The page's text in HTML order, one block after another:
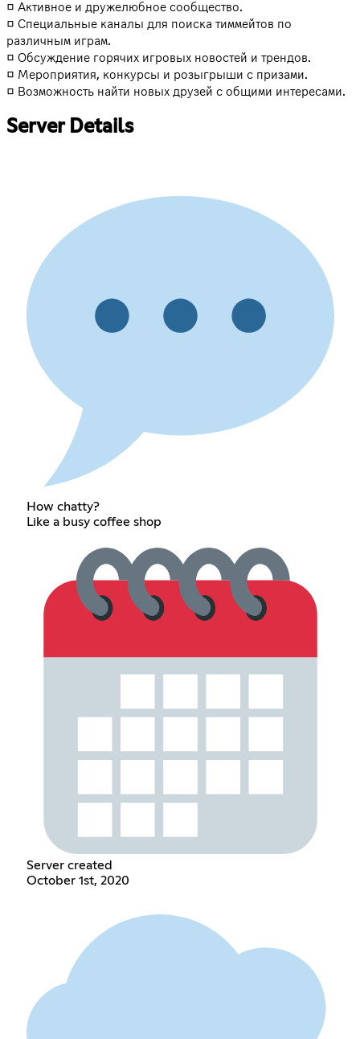
◻️ Активное и дружелюбное сообщество.
◻️ Специальные каналы для поиска тиммейтов по
различным играм.
◻️ Обсуждение горячих игровых новостей и трендов.
◻️ Мероприятия, конкурсы и розыгрыши с призами.
◻️ Возможность найти новых друзей с общими интересами.
Server Details
How chatty?
Like a busy coffee shop
Server created
October 1st, 2020